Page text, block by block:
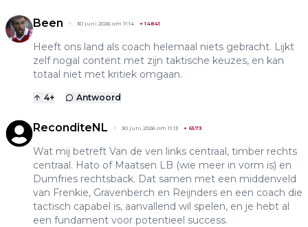
Been 30 juni 2026 om 11:14 +14841
Heeft ons land als coach helemaal niets gebracht. Lijkt
zelf nogal content met zijn taktische keuzes, en kan
totaal niet met kritiek omgaan.
4+ Antwoord
ReconditeNL 30 juni 2026 om 11:13 + 6573
Wat mij betreft Van de ven links centraal, timber rechts
centraal. Hato of Maatsen LB (wie meer in vorm is) en
Dumfries rechtsback. Dat samen met een middenveld
van Frenkie, Gravenberch en Reijnders en een coach die
tactisch capabel is, aanvallend wil spelen, en je hebt al
een fundament voor potentieel success.